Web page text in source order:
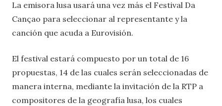
La emisora lusa usará una vez más el Festival Da
Cançao para seleccionar al representante y la
canción que acuda a Eurovisión.
El festival estará compuesto por un total de 16
propuestas, 14 de las cuales serán seleccionadas de
manera interna, mediante la invitación de la RTP a
compositores de la geografía lusa, los cuales